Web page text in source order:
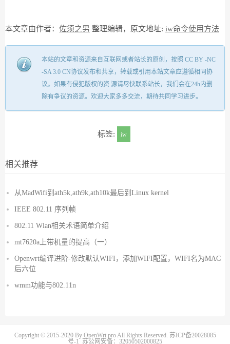
本文章由作者： 佐须之男 整理编辑，原文地址: iw命令使用方法
本站的文章和资源来自互联网或者站长的原创，按照 CC BY -NC
-SA 3.0 CN协议发布和共享，转载或引用本站文章应遵循相同协
议。如果有侵犯版权的资 源请尽快联系站长，我们会在24h内删
除有争议的资源。欢迎大家多多交流，期待共同学习进步。
标签: iw
相关推荐
从MadWifi到ath5k,ath9k,ath10k最后到Linux kernel
IEEE 802.11 序列帧
802.11 Wlan相关术语简单介绍
mt7620a上带机量的提高（一）
Openwrt编译进阶-修改默认WIFI，添加WIFI配置，WIFI名为MAC
后六位
wmm功能与802.11n
Copyright © 2015-2020 By OpenWrt.pro All Rights Reserved. 苏ICP备20028085
号-1 苏公网安备：32050502000825